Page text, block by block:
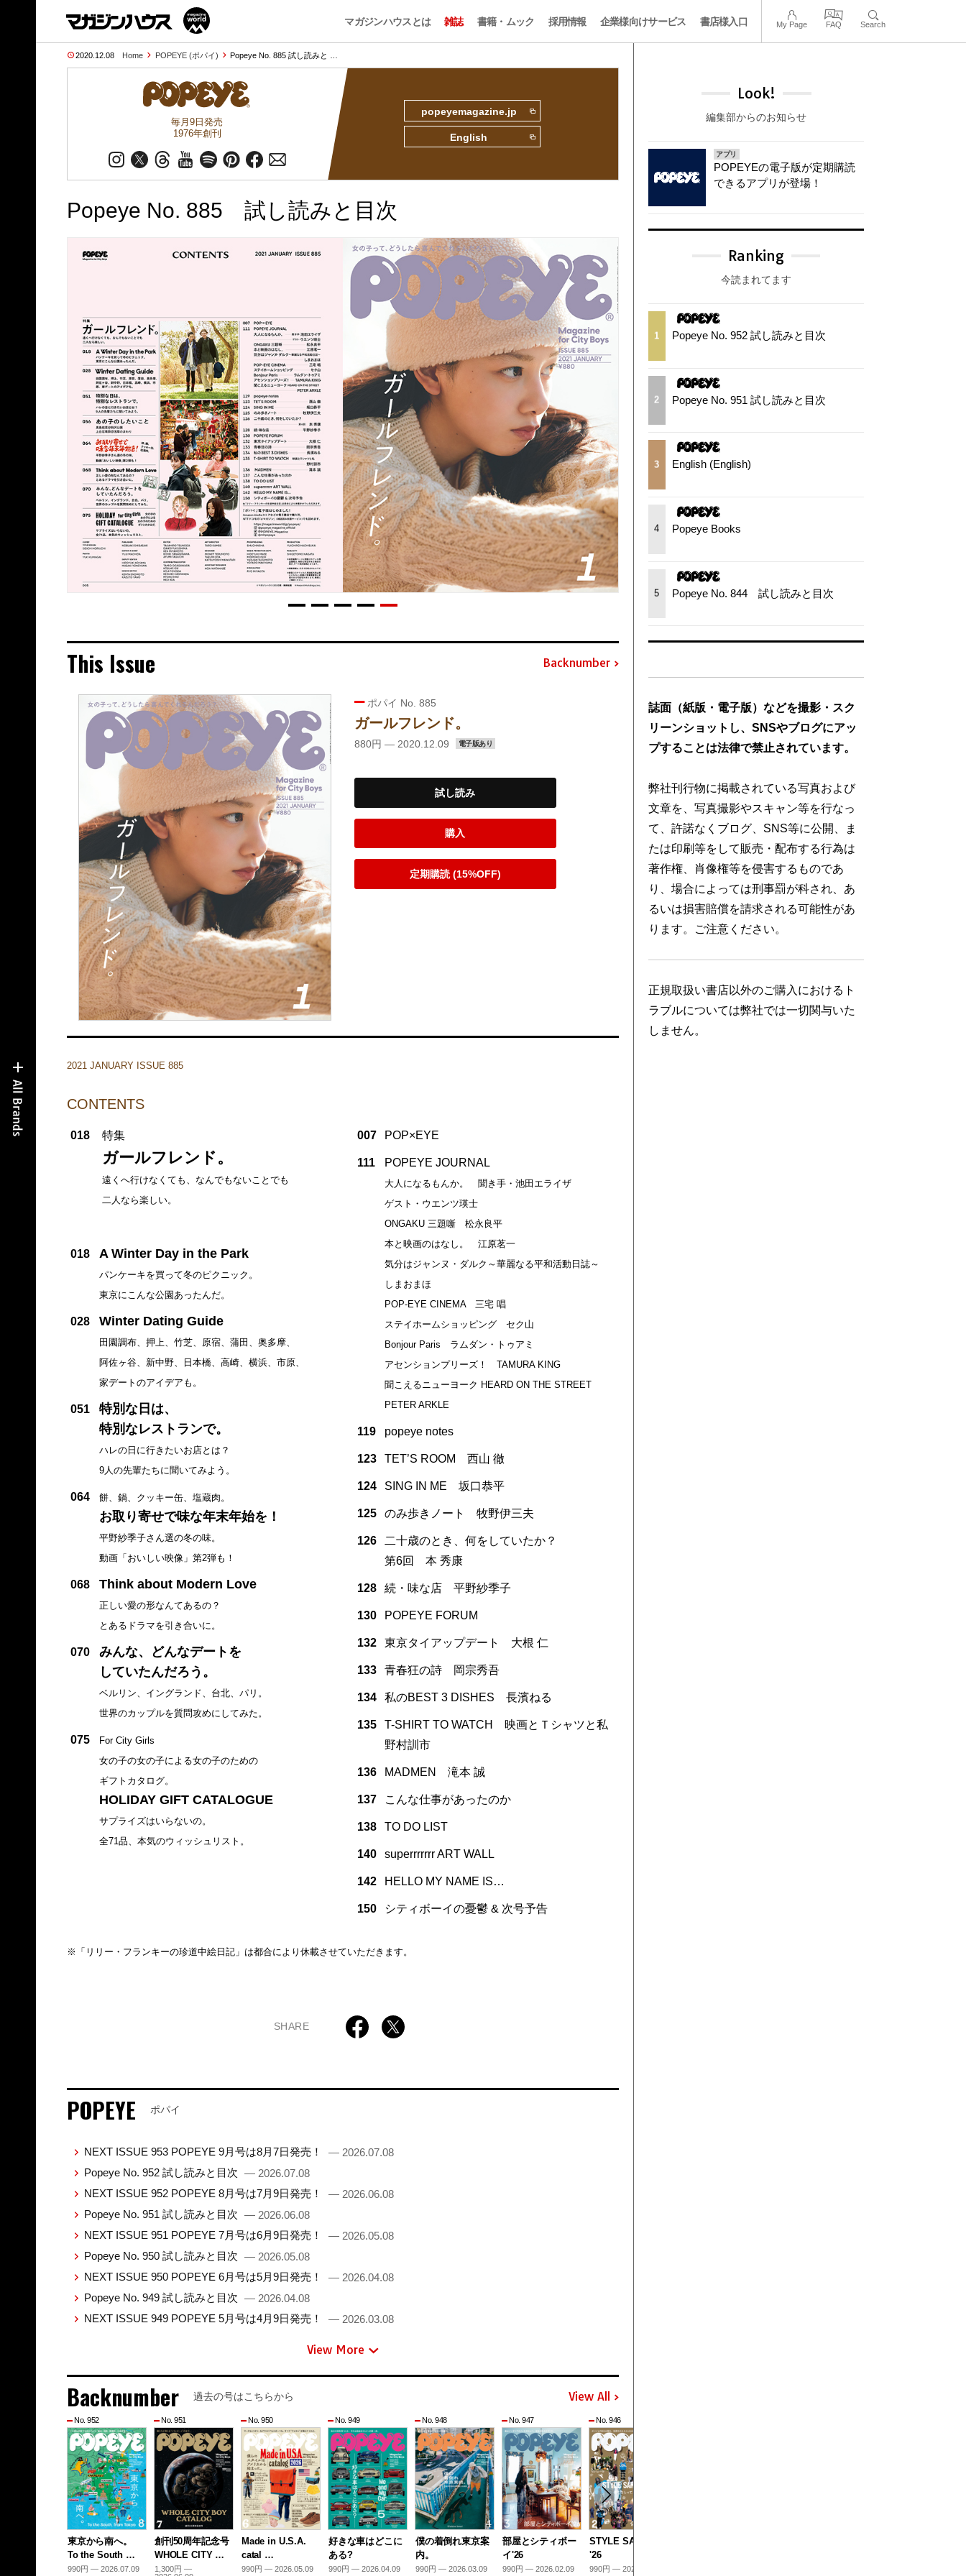
マガジンハウスとは 雑誌 書籍・ムック 採用情報 企業様向けサービス 書店様入口 My Page FAQ Search
2020.12.08 Home POPEYE (ポパイ) Popeye No. 885 試し読みと …
毎月9日発売
1976年創刊
popeyemagazine.jp
English
Popeye No. 885 試し読みと目次
This Issue Backnumber
ポパイ No. 885
ガールフレンド。
880円 — 2020.12.09 電子版あり
試し読み
購入
定期購読 (15%OFF)
2021 JANUARY ISSUE 885
CONTENTS
018 特集
ガールフレンド。
遠くへ行けなくても、なんでもないことでも
二人なら楽しい。
018 A Winter Day in the Park
パンケーキを買って冬のピクニック。
東京にこんな公園あったんだ。
028 Winter Dating Guide
田園調布、押上、竹芝、原宿、蒲田、奥多摩、
阿佐ヶ谷、新中野、日本橋、高崎、横浜、市原、
家デートのアイデアも。
051
特別な日は、
特別なレストランで。
ハレの日に行きたいお店とは？
9人の先輩たちに聞いてみよう。
064 餅、鍋、クッキー缶、塩蔵肉。
お取り寄せで味な年末年始を！
平野紗季子さん選の冬の味。
動画「おいしい映像」第2弾も！
068 Think about Modern Love
正しい愛の形なんてあるの？
とあるドラマを引き合いに。
070
みんな、どんなデートを
していたんだろう。
ベルリン、イングランド、台北、パリ。
世界のカップルを質問攻めにしてみた。
075
For City Girls
女の子の女の子による女の子のための
ギフトカタログ。
HOLIDAY GIFT CATALOGUE
サプライズはいらないの。
全71品、本気のウィッシュリスト。
007 POP×EYE
111 POPEYE JOURNAL
大人になるもんか。 聞き手・池田エライザ
ゲスト・ウエンツ瑛士
ONGAKU 三題噺 松永良平
本と映画のはなし。 江原茗一
気分はジャンヌ・ダルク～華麗なる平和活動日誌～
しまおまほ
POP-EYE CINEMA 三宅 唱
ステイホームショッピング セク山
Bonjour Paris ラムダン・トゥアミ
アセンションプリーズ！ TAMURA KING
聞こえるニューヨーク HEARD ON THE STREET
PETER ARKLE
119 popeye notes
123 TET’S ROOM 西山 徹
124 SING IN ME 坂口恭平
125 のみ歩きノート 牧野伊三夫
126
二十歳のとき、何をしていたか？
第6回 本 秀康
128 続・味な店 平野紗季子
130 POPEYE FORUM
132 東京タイアップデート 大根 仁
133 青春狂の詩 岡宗秀吾
134 私のBEST 3 DISHES 長濱ねる
135
T-SHIRT TO WATCH 映画とＴシャツと私
野村訓市
136 MADMEN 滝本 誠
137 こんな仕事があったのか
138 TO DO LIST
140 superrrrrrr ART WALL
142 HELLO MY NAME IS…
150 シティボーイの憂鬱 & 次号予告
※「リリー・フランキーの珍道中絵日記」は都合により休載させていただきます。
SHARE
POPEYE ポパイ
NEXT ISSUE 953 POPEYE 9月号は8月7日発売！
— 2026.07.08
Popeye No. 952 試し読みと目次 — 2026.07.08
NEXT ISSUE 952 POPEYE 8月号は7月9日発売！
— 2026.06.08
Popeye No. 951 試し読みと目次 — 2026.06.08
NEXT ISSUE 951 POPEYE 7月号は6月9日発売！
— 2026.05.08
Popeye No. 950 試し読みと目次 — 2026.05.08
NEXT ISSUE 950 POPEYE 6月号は5月9日発売！
— 2026.04.08
Popeye No. 949 試し読みと目次 — 2026.04.08
NEXT ISSUE 949 POPEYE 5月号は4月9日発売！
— 2026.03.08
View More
Backnumber 過去の号はこちらから View All
No. 952
東京から南へ。
To the South …
990円 — 2026.07.09
No. 951
創刊50周年記念号
WHOLE CITY …
1,300円 —
No. 950
Made in U.S.A.
catal …
990円 — 2026.05.09
No. 949
好きな車はどこに
ある?
990円 — 2026.04.09
No. 948
僕の着倒れ東京案
内。
990円 — 2026.03.09
No. 947
部屋とシティボー
イ'26
990円 — 2026.02.09
No. 946
STYLE SAMPLE
'26
990円 — 2026.01.08
Look!
編集部からのお知らせ
アプリ
POPEYEの電子版が定期購読
できるアプリが登場！
Ranking
今読まれてます
1 Popeye No. 952 試し読みと目次
2 Popeye No. 951 試し読みと目次
3 English (English)
4 Popeye Books
5 Popeye No. 844 試し読みと目次
誌面（紙版・電子版）などを撮影・スク
リーンショットし、SNSやブログにアッ
プすることは法律で禁止されています。
弊社刊行物に掲載されている写真および
文章を、写真撮影やスキャン等を行なっ
て、許諾なくブログ、SNS等に公開、ま
たは印刷等をして販売・配布する行為は
著作権、肖像権等を侵害するものであ
り、場合によっては刑事罰が科され、あ
るいは損害賠償を請求される可能性があ
ります。ご注意ください。
正規取扱い書店以外のご購入におけるト
ラブルについては弊社では一切関与いた
しません。